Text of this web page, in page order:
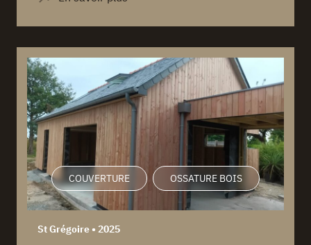
COUVERTURE OSSATURE BOIS
St Grégoire • 2025